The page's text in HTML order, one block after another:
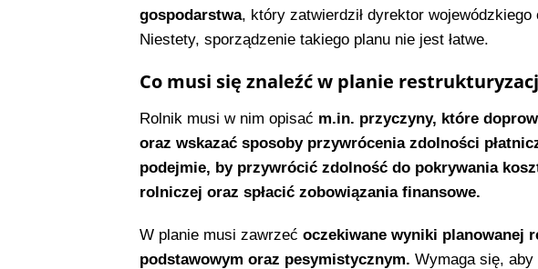
gospodarstwa, który zatwierdził dyrektor
Niestety, sporządzenie takiego planu nie jest łatwe.
Co musi się znaleźć w planie
Rolnik musi w nim opisać m.in. przyczyny, które
oraz wskazać sposoby przywrócenia zdolności
podejmie, by przywrócić zdolność do pokrywania
rolniczej oraz spłacić zobowiązania finansowe.
W planie musi zawrzeć oczekiwane wyniki planowanej
podstawowym oraz pesymistycznym. Wymaga się, aby